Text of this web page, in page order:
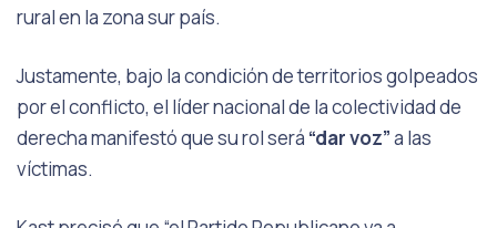
rural en la zona sur país.
Justamente, bajo la condición de territorios golpeados
por el conflicto, el líder nacional de la colectividad de
derecha manifestó que su rol será “dar voz”a las
víctimas.